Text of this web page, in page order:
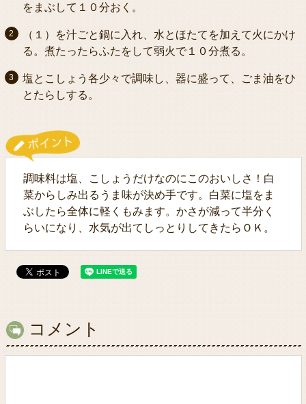
をまぶして１０分おく。
（１）を汁ごと鍋に入れ、水とほたてを加えて火にかけ
る。煮たったらふたをして弱火で１０分煮る。
塩とこしょう各少々で調味し、器に盛って、ごま油をひ
とたらしする。
調味料は塩、こしょうだけなのにこのおいしさ！白
菜からしみ出るうま味が決め手です。白菜に塩をま
ぶしたら全体に軽くもみます。かさが減って半分く
らいになり、水気が出てしっとりしてきたらＯＫ。
コメント